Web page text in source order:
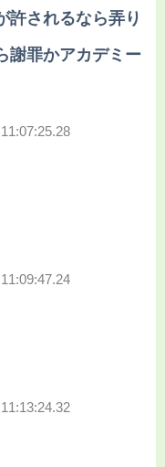
許されるなら弄り
謝罪かアカデミー